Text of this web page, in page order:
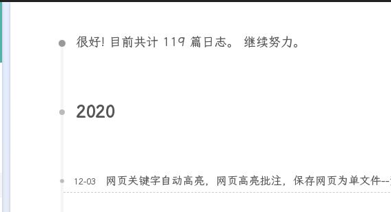
很好! 目前共计 119 篇日志。 继续努力。
2020
12-03 网页关键字自动高亮，网页高亮批注，保存网页为单文件